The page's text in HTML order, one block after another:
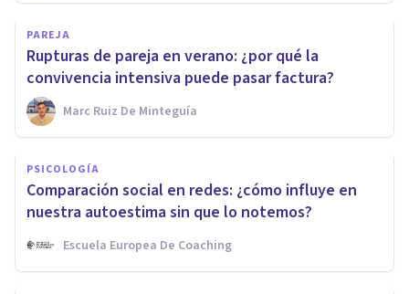
PAREJA
Rupturas de pareja en verano: ¿por qué la
convivencia intensiva puede pasar factura?
Marc Ruiz De Minteguía
PSICOLOGÍA
Comparación social en redes: ¿cómo influye en
nuestra autoestima sin que lo notemos?
Escuela Europea De Coaching